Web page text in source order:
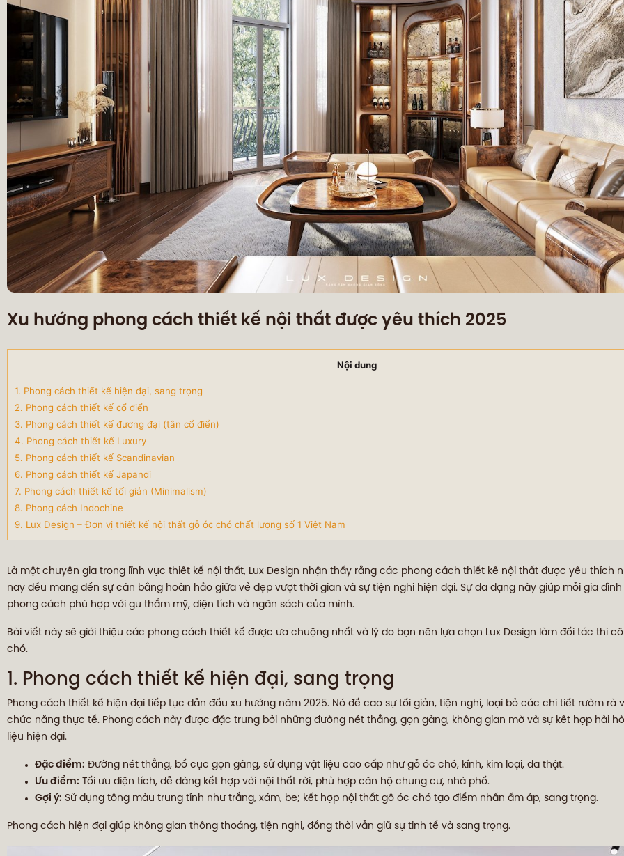
Xu hướng phong cách thiết kế nội thất được yêu thích 2025
Nội dung
1. Phong cách thiết kế hiện đại, sang trọng
2. Phong cách thiết kế cổ điển
3. Phong cách thiết kế đương đại (tân cổ điển)
4. Phong cách thiết kế Luxury
5. Phong cách thiết kế Scandinavian
6. Phong cách thiết kế Japandi
7. Phong cách thiết kế tối giản (Minimalism)
8. Phong cách Indochine
9. Lux Design – Đơn vị thiết kế nội thất gỗ óc chó chất lượng số 1 Việt Nam
Là một chuyên gia trong lĩnh vực thiết kế nội thất, Lux Design nhận thấy rằng các phong cách thiết kế nội thất được yêu thích
nay đều mang đến sự cân bằng hoàn hảo giữa vẻ đẹp vượt thời gian và sự tiện nghi hiện đại. Sự đa dạng này giúp mỗi gia
phong cách phù hợp với gu thẩm mỹ, diện tích và ngân sách của mình.
Bài viết này sẽ giới thiệu các phong cách thiết kế được ưa chuộng nhất và lý do bạn nên lựa chọn Lux Design làm đối tác thi
chó.
1. Phong cách thiết kế hiện đại, sang trọng
Phong cách thiết kế hiện đại tiếp tục dẫn đầu xu hướng năm 2025. Nó đề cao sự tối giản, tiện nghi, loại bỏ các chi tiết rườm rà
chức năng thực tế. Phong cách này được đặc trưng bởi những đường nét thẳng, gọn gàng, không gian mở và sự kết hợp hài
liệu hiện đại.
Đặc điểm: Đường nét thẳng, bố cục gọn gàng, sử dụng vật liệu cao cấp như gỗ óc chó, kính, kim loại, da thật.
Ưu điểm: Tối ưu diện tích, dễ dàng kết hợp với nội thất rời, phù hợp căn hộ chung cư, nhà phố.
Gợi ý: Sử dụng tông màu trung tính như trắng, xám, be; kết hợp nội thất gỗ óc chó tạo điểm nhấn ấm áp, sang trọng.
Phong cách hiện đại giúp không gian thông thoáng, tiện nghi, đồng thời vẫn giữ sự tinh tế và sang trọng.